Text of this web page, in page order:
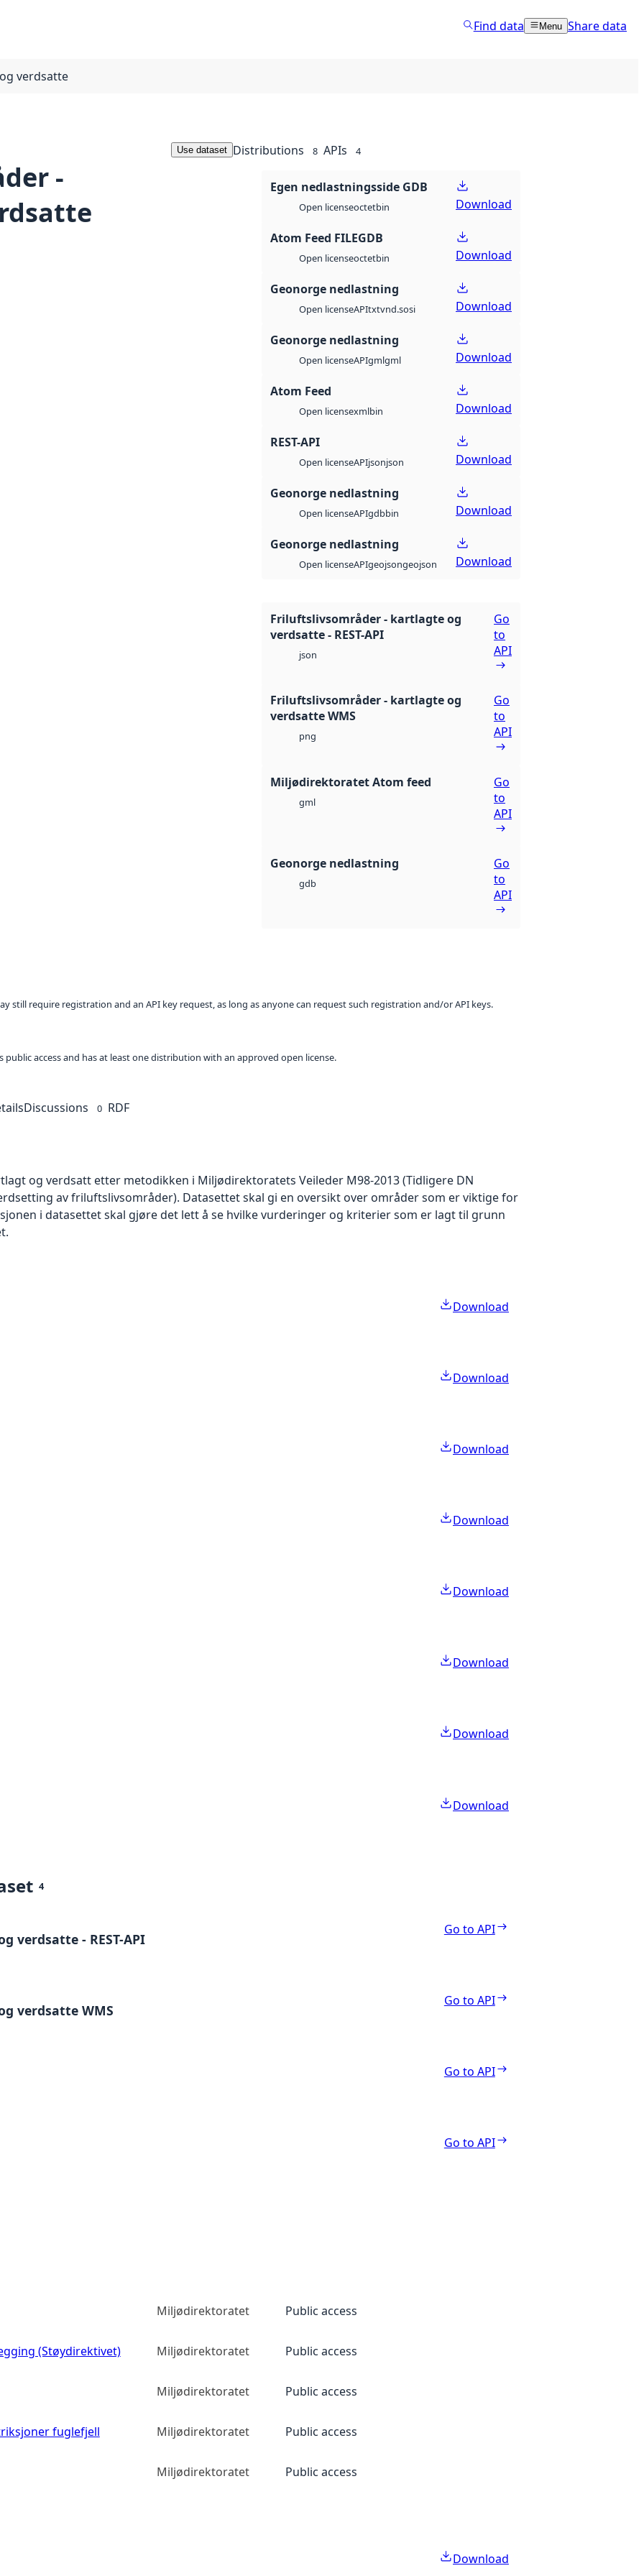
Find data Menu Share data
verdsatte
-
Use dataset Distributions 8 APIs 4
Egen nedlastningsside GDB
Open licenseoctetbin Download
Atom Feed FILEGDB
Open licenseoctetbin Download
Geonorge nedlastning
Open licenseAPItxtvnd.sosi Download
Geonorge nedlastning
Open licenseAPIgmlgml Download
Atom Feed
Open licensexmlbin Download
REST-API
Open licenseAPIjsonjson Download
Geonorge nedlastning
Open licenseAPIgdbbin Download
Geonorge nedlastning
Open licenseAPIgeojsongeojson Download
Friluftslivsområder - kartlagte og
verdsatte - REST-API
json
Go
to
API
Friluftslivsområder - kartlagte og
verdsatte WMS
png
Go
to
API
Miljødirektoratet Atom feed
gml
Go
to
API
Geonorge nedlastning
gdb
Go
to
API
still require registration and an API key request, as long as anyone can request such registration and/or API keys.
public access and has at least one distribution with an approved open license.
Discussions 0 RDF
og verdsatt etter metodikken i Miljødirektoratets Veileder M98-2013 (Tidligere DN
av friluftslivsområder). Datasettet skal gi en oversikt over områder som er viktige for
i datasettet skal gjøre det lett å se hvilke vurderinger og kriterier som er lagt til grunn
Download
Download
Download
Download
Download
Download
Download
Download
4
verdsatte - REST-API
Go to API
verdsatte WMS
Go to API
Go to API
Go to API
Miljødirektoratet Public access
(Støydirektivet) Miljødirektoratet Public access
Miljødirektoratet Public access
fuglefjell Miljødirektoratet Public access
Miljødirektoratet Public access
Download